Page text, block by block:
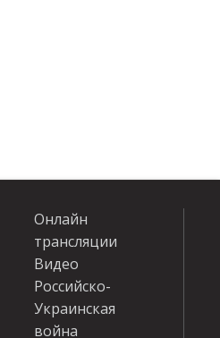
Онлайн
трансляции
Видео
Российско-
Украинская
война